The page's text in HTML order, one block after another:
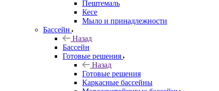
Пештемаль
Кесе
Мыло и принадлежности
Бассейн
Назад
Бассейн
Готовые решения
Назад
Готовые решения
Каркасные бассейны